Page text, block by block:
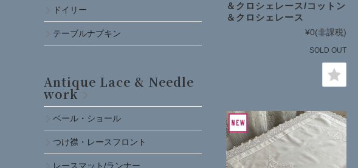
＆クロシェレース/コットン
＆クロシェレース
¥0(非課税)
SOLD OUT
ドイリー
テーブルナプキン
Antique Lace & Needle
work
ベール・ショール
つけ襟・レースフロント
レースマット/ランナー